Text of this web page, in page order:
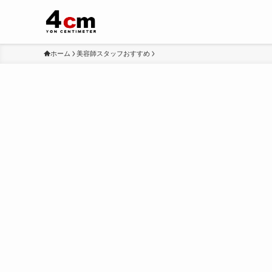
ホーム 美容師スタッフおすすめ